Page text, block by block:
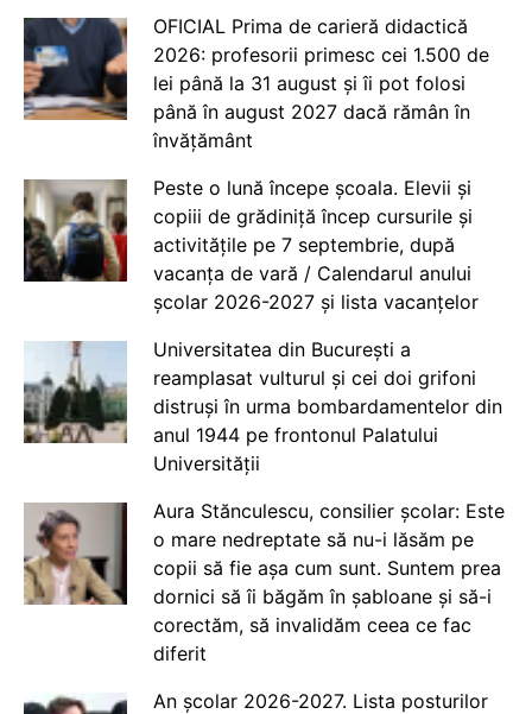
OFICIAL Prima de carieră didactică
2026: profesorii primesc cei 1.500 de
lei până la 31 august și îi pot folosi
până în august 2027 dacă rămân în
învățământ
Peste o lună începe școala. Elevii și
copiii de grădiniță încep cursurile și
activitățile pe 7 septembrie, după
vacanța de vară / Calendarul anului
școlar 2026-2027 și lista vacanțelor
Universitatea din București a
reamplasat vulturul și cei doi grifoni
distruși în urma bombardamentelor din
anul 1944 pe frontonul Palatului
Universității
Aura Stănculescu, consilier școlar: Este
o mare nedreptate să nu-i lăsăm pe
copii să fie așa cum sunt. Suntem prea
dornici să îi băgăm în șabloane și să-i
corectăm, să invalidăm ceea ce fac
diferit
An școlar 2026-2027. Lista posturilor